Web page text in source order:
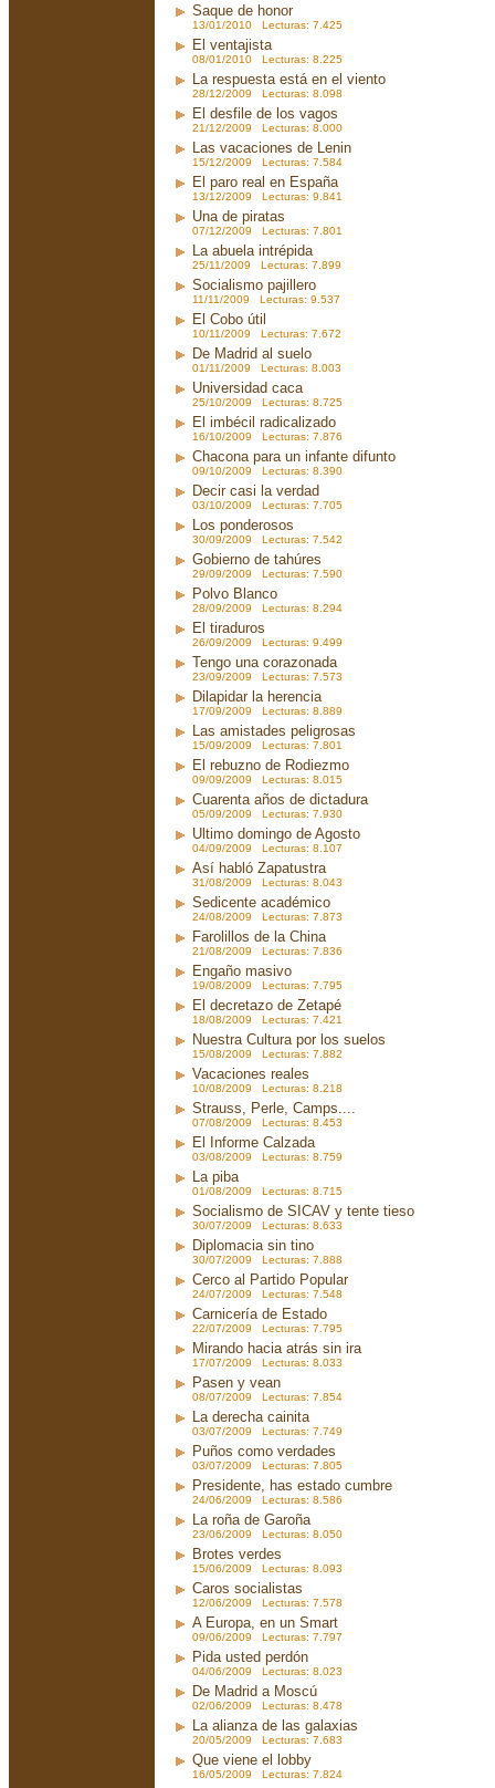
Saque de honor
13/01/2010 Lecturas: 7.425
El ventajista
08/01/2010 Lecturas: 8.225
La respuesta está en el viento
28/12/2009 Lecturas: 8.098
El desfile de los vagos
21/12/2009 Lecturas: 8.000
Las vacaciones de Lenin
15/12/2009 Lecturas: 7.584
El paro real en España
13/12/2009 Lecturas: 9.841
Una de piratas
07/12/2009 Lecturas: 7.801
La abuela intrépida
25/11/2009 Lecturas: 7.899
Socialismo pajillero
11/11/2009 Lecturas: 9.537
El Cobo útil
10/11/2009 Lecturas: 7.672
De Madrid al suelo
01/11/2009 Lecturas: 8.003
Universidad caca
25/10/2009 Lecturas: 8.725
El imbécil radicalizado
16/10/2009 Lecturas: 7.876
Chacona para un infante difunto
09/10/2009 Lecturas: 8.390
Decir casi la verdad
03/10/2009 Lecturas: 7.705
Los ponderosos
30/09/2009 Lecturas: 7.542
Gobierno de tahúres
29/09/2009 Lecturas: 7.590
Polvo Blanco
28/09/2009 Lecturas: 8.294
El tiraduros
26/09/2009 Lecturas: 9.499
Tengo una corazonada
23/09/2009 Lecturas: 7.573
Dilapidar la herencia
17/09/2009 Lecturas: 8.889
Las amistades peligrosas
15/09/2009 Lecturas: 7.801
El rebuzno de Rodiezmo
09/09/2009 Lecturas: 8.015
Cuarenta años de dictadura
05/09/2009 Lecturas: 7.930
Ultimo domingo de Agosto
04/09/2009 Lecturas: 8.107
Así habló Zapatustra
31/08/2009 Lecturas: 8.043
Sedicente académico
24/08/2009 Lecturas: 7.873
Farolillos de la China
21/08/2009 Lecturas: 7.836
Engaño masivo
19/08/2009 Lecturas: 7.795
El decretazo de Zetapé
18/08/2009 Lecturas: 7.421
Nuestra Cultura por los suelos
15/08/2009 Lecturas: 7.882
Vacaciones reales
10/08/2009 Lecturas: 8.218
Strauss, Perle, Camps....
07/08/2009 Lecturas: 8.453
El Informe Calzada
03/08/2009 Lecturas: 8.759
La piba
01/08/2009 Lecturas: 8.715
Socialismo de SICAV y tente tieso
30/07/2009 Lecturas: 8.633
Diplomacia sin tino
30/07/2009 Lecturas: 7.888
Cerco al Partido Popular
24/07/2009 Lecturas: 7.548
Carnicería de Estado
22/07/2009 Lecturas: 7.795
Mirando hacia atrás sin ira
17/07/2009 Lecturas: 8.033
Pasen y vean
08/07/2009 Lecturas: 7.854
La derecha cainita
03/07/2009 Lecturas: 7.749
Puños como verdades
03/07/2009 Lecturas: 7.805
Presidente, has estado cumbre
24/06/2009 Lecturas: 8.586
La roña de Garoña
23/06/2009 Lecturas: 8.050
Brotes verdes
15/06/2009 Lecturas: 8.093
Caros socialistas
12/06/2009 Lecturas: 7.578
A Europa, en un Smart
09/06/2009 Lecturas: 7.797
Pida usted perdón
04/06/2009 Lecturas: 8.023
De Madrid a Moscú
02/06/2009 Lecturas: 8.478
La alianza de las galaxias
20/05/2009 Lecturas: 7.683
Que viene el lobby
16/05/2009 Lecturas: 7.824